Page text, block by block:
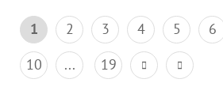
1 2 3 4 5 6
10
... 19